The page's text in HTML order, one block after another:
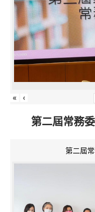
« ‹
第二屆常務
第二屆